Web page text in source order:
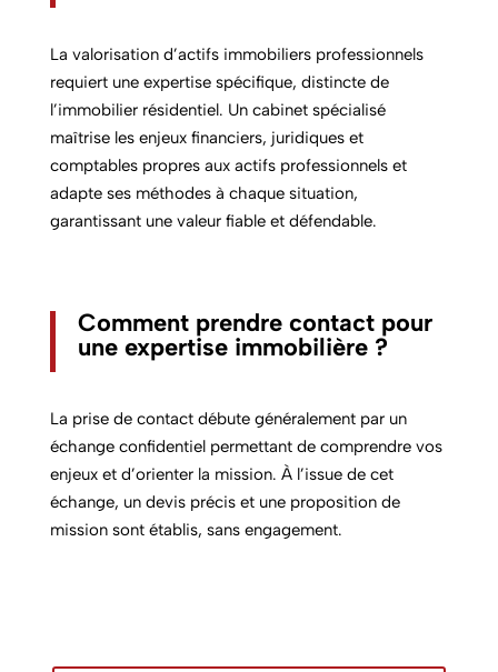
La valorisation d’actifs immobiliers professionnels
requiert une expertise spécifique, distincte de
l’immobilier résidentiel. Un cabinet spécialisé
maîtrise les enjeux financiers, juridiques et
comptables propres aux actifs professionnels et
adapte ses méthodes à chaque situation,
garantissant une valeur fiable et défendable.
Comment prendre contact pour
une expertise immobilière ?
La prise de contact débute généralement par un
échange confidentiel permettant de comprendre vos
enjeux et d’orienter la mission. À l’issue de cet
échange, un devis précis et une proposition de
mission sont établis, sans engagement.